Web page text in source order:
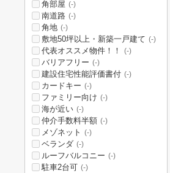
角部屋 (-)
南道路 (-)
角地 (-)
敷地50坪以上・新築一戸建て (-)
代表オススメ物件！！ (-)
バリアフリー (-)
建設住宅性能評価書付 (-)
カードキー (-)
ファミリー向け (-)
海が近い (-)
仲介手数料半額 (-)
メゾネット (-)
ベランダ (-)
ルーフバルコニー (-)
駐車2台可 (-)